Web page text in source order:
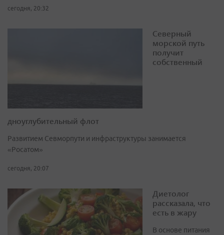
сегодня, 20:32
Северный
морской путь
получит
собственный
дноуглубительный флот
Развитием Севморпути и инфраструктуры занимается
«Росатом»
сегодня, 20:07
Диетолог
рассказала, что
есть в жару
В основе питания